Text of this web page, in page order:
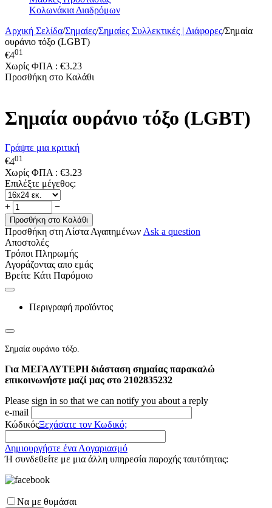
Κολωνάκια Διαδρόμων
Αρχική Σελίδα/Σημαίες/Σημαίες Συλλεκτικές | Διάφορες/Σημαία
ουράνιο τόξο (LGBT)
€401
Χωρίς ΦΠΑ : €3.23
Προσθήκη στο Καλάθι
Σημαία ουράνιο τόξο (LGBT)
Γράψτε μια κριτική
€401
Χωρίς ΦΠΑ : €3.23
Επιλέξτε μέγεθος:
+ −
Προσθήκη στο Καλάθι
Προσθήκη στη Λίστα Αγαπημένων Ask a question
Αποστολές
Τρόποι Πληρωμής
Αγοράζοντας απο εμάς
Βρείτε Κάτι Παρόμοιο
Περιγραφή προϊόντος
Σημαία ουράνιο τόξο.
Για ΜΕΓΑΛΥΤΕΡΗ διάσταση σημαίας παρακαλώ
επικοινωνήστε μαζί μας στο 2102835232
Please sign in so that we can notify you about a reply
e-mail
ΚώδικόςΞεχάσατε τον Κωδικό;
Δημιουργήστε ένα Λογαριασμό
Ή συνδεθείτε με μια άλλη υπηρεσία παροχής ταυτότητας:
Να με θυμάσαι